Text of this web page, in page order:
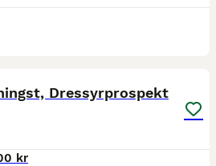
Dressyrprospekt
kr